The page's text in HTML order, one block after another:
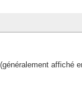
affiché